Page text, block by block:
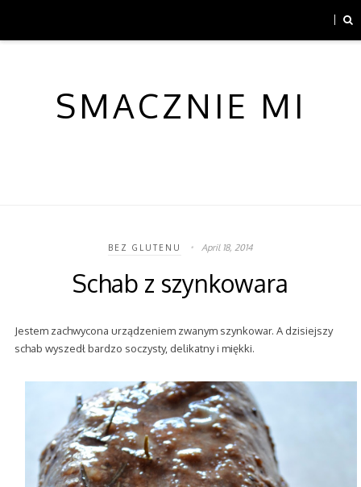
SMACZNIE MI
BEZ GLUTENU April 18, 2014
Schab z szynkowara
Jestem zachwycona urządzeniem zwanym szynkowar. A dzisiejszy
schab wyszedł bardzo soczysty, delikatny i miękki.